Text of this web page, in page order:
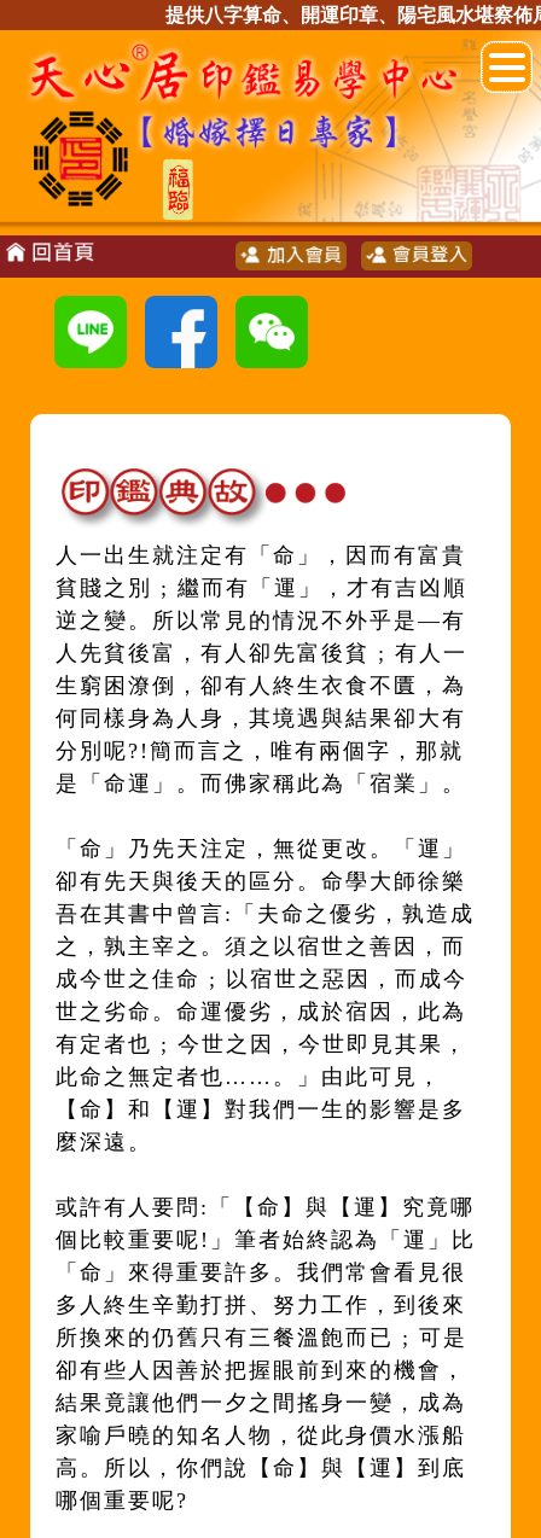
提供八字算命、開運印章、陽宅風水堪察
人一出生就注定有「命」，因而有富貴
貧賤之別 ; 繼而有「運」，才有吉凶順
逆之變。所以常見的情況不外乎是—有
人先貧後富，有人卻先富後貧 ; 有人一
生窮困潦倒，卻有人終生衣食不匱，為
何同樣身為人身，其境遇與結果卻大有
分別呢?!簡而言之，唯有兩個字，那就
是「命運」。而佛家稱此為「宿業」。
「命」乃先天注定，無從更改。「運」
卻有先天與後天的區分。命學大師徐樂
吾在其書中曾言:「夫命之優劣，孰造成
之，孰主宰之。須之以宿世之善因，而
成今世之佳命 ; 以宿世之惡因，而成今
世之劣命。命運優劣，成於宿因，此為
有定者也 ; 今世之因，今世即見其果，
此命之無定者也……。」由此可見，
【命】和【運】對我們一生的影響是多
麼深遠。
或許有人要問:「【命】與【運】究竟哪
個比較重要呢!」筆者始終認為「運」比
「命」來得重要許多。我們常會看見很
多人終生辛勤打拼、努力工作，到後來
所換來的仍舊只有三餐溫飽而已 ; 可是
卻有些人因善於把握眼前到來的機會，
結果竟讓他們一夕之間搖身一變，成為
家喻戶曉的知名人物，從此身價水漲船
高。所以，你們說【命】與【運】到底
哪個重要呢?